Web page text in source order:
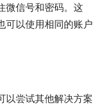
微信号和密码。这
可以使用相同的账户
以尝试其他解决方案